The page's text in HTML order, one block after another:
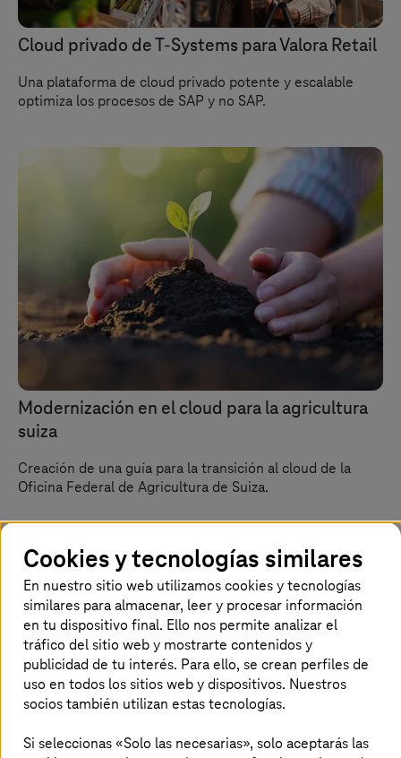
Cloud privado deT-Systems para Valora Retail
Una plataforma de cloud privado potente y escalable
optimiza los procesos de SAP y no SAP.
Modernización en el cloud para la agricultura
suiza
Creación de una guía para la transición al cloud de la
Oficina Federal de Agricultura de Suiza.
Cookies y tecnologías similares
En nuestro sitio web utilizamos cookies y tecnologías
similares para almacenar, leer y procesar información
en tu dispositivo final. Ello nos permite analizar el
tráfico del sitio web y mostrarte contenidos y
publicidad de tu interés. Para ello, se crean perfiles de
uso en todos los sitios web y dispositivos. Nuestros
socios también utilizan estas tecnologías.
Si seleccionas «Solo las necesarias», solo aceptarás las